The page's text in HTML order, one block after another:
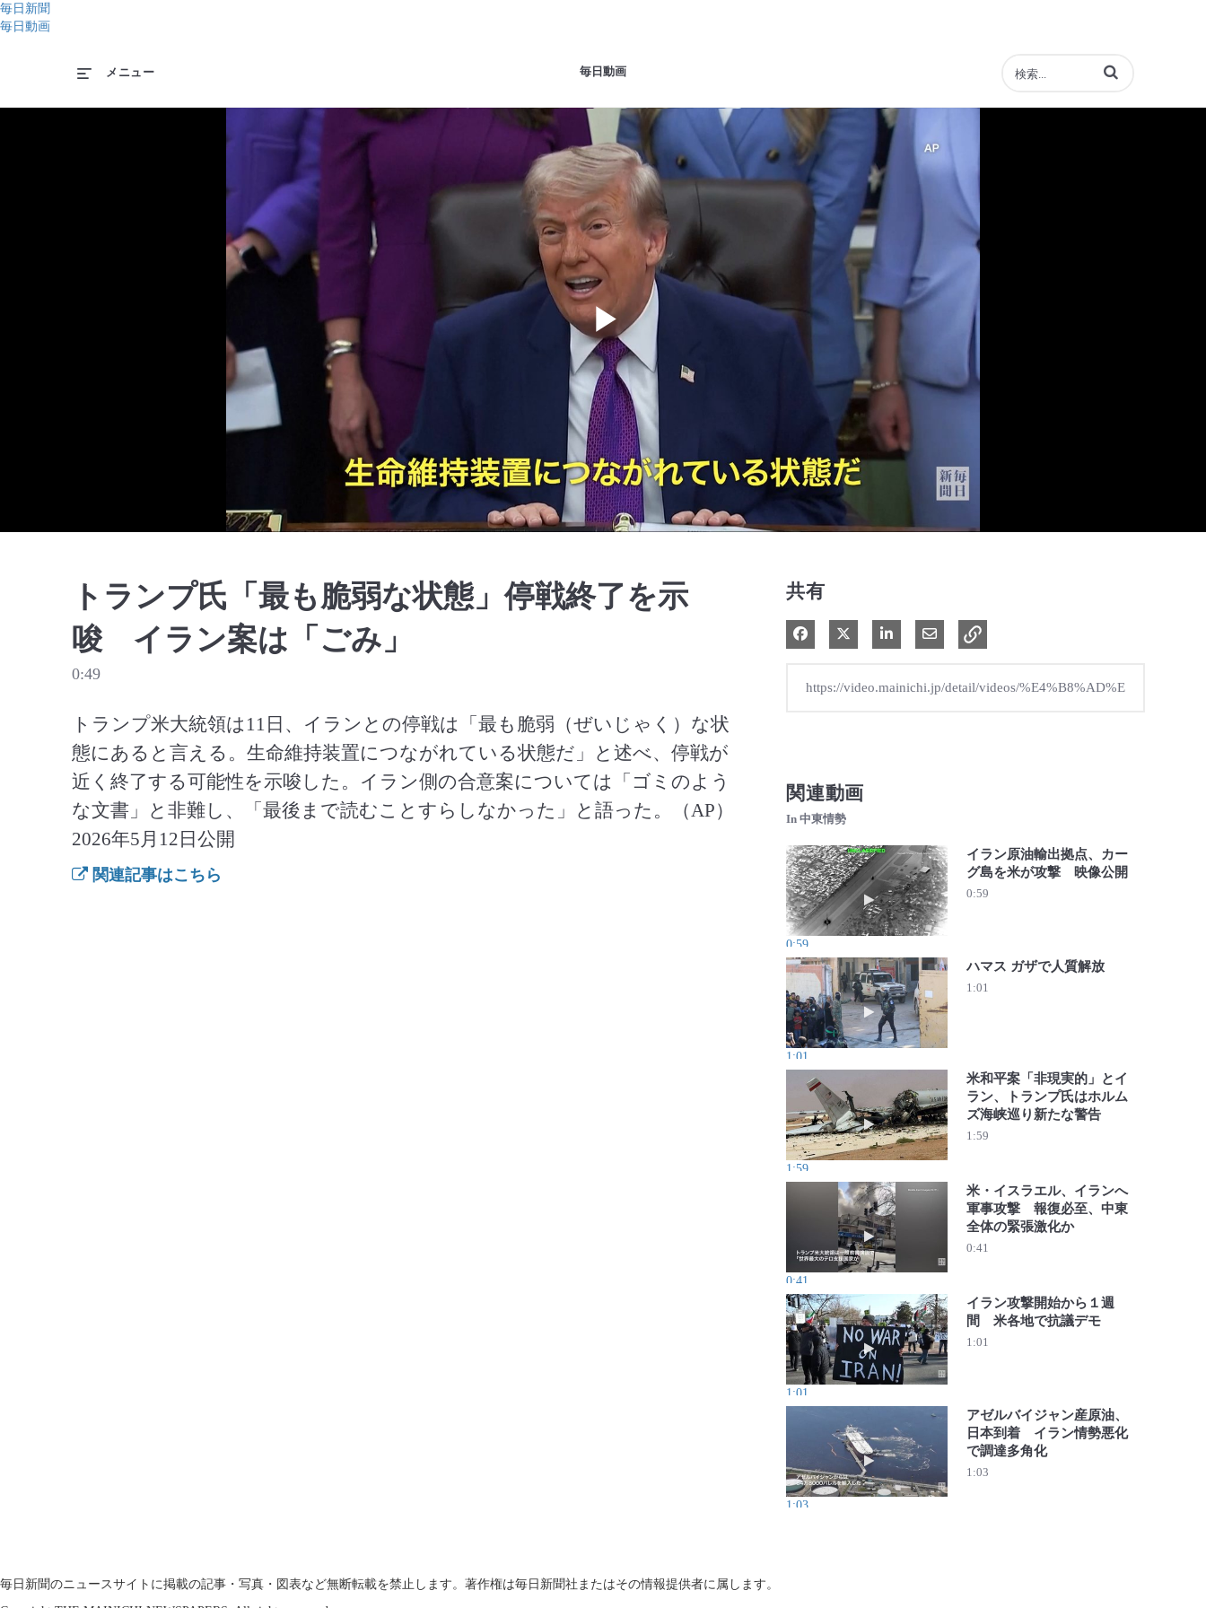
毎日新聞
毎日動画
毎日動画
メニュー 動画の検索語句を入力
Play
Video
トランプ氏「最も脆弱な状態」停戦終了を示
唆 イラン案は「ごみ」
0:49
トランプ米大統領は11日、イランとの停戦は「最も脆弱（ぜいじゃく）な状
態にあると言える。生命維持装置につながれている状態だ」と述べ、停戦が
近く終了する可能性を示唆した。イラン側の合意案については「ゴミのよう
な文書」と非難し、「最後まで読むことすらしなかった」と語った。（AP）
2026年5月12日公開
関連記事はこちら
共有
Facebook で共有
Xで共有する
LinkedIn で共有電子メールで共有
関連動画
In 中東情勢
動画を再生 イラン原油輸出拠点、カーグ島を米が攻撃 映
0:59
イラン原油輸出拠点、カー
グ島を米が攻撃 映像公開
0:59
動画を再生 ハマス ガザで人質解放
1:01
ハマス ガザで人質解放
1:01
動画を再生 米和平案「非現実的」とイラン、トランプ氏
1:59
米和平案「非現実的」とイ
ラン、トランプ氏はホルム
ズ海峡巡り新たな警告
1:59
動画を再生 米・イスラエル、イランへ軍事攻撃 報復必至
0:41
米・イスラエル、イランへ
軍事攻撃 報復必至、中東
全体の緊張激化か
0:41
動画を再生 イラン攻撃開始から１週間 米各地で抗議デモ
1:01
イラン攻撃開始から１週
間 米各地で抗議デモ
1:01
動画を再生 アゼルバイジャン産原油、日本到着 イラン情
1:03
アゼルバイジャン産原油、
日本到着 イラン情勢悪化
で調達多角化
1:03
毎日新聞のニュースサイトに掲載の記事・写真・図表など無断転載を禁止します。著作権は毎日新聞社またはその情報提供者に属します。